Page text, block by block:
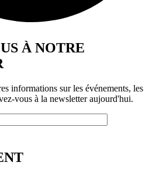
À NOTRE
informations sur les événements, les
vous à la newsletter aujourd'hui.